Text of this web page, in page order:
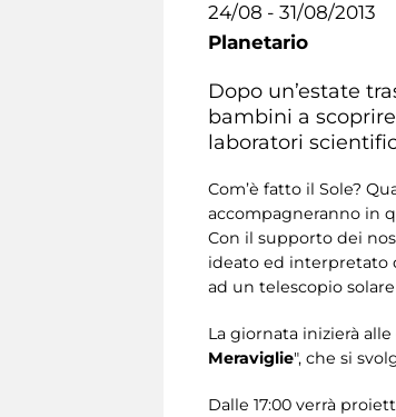
24/08 - 31/08/2013
Planetario
Dopo un’estate
bambini a
laboratori
Com’è fatto il Sole?
accompagneranno in
Con il supporto dei
ideato ed interpretato
ad un telescopio
La giornata inizierà
Meraviglie", che si
Dalle 17:00 verrà